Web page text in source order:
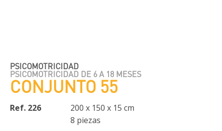
PSICOMOTRICIDAD
PSICOMOTRICIDAD DE 6 A 18 MESES
CONJUNTO 55
Ref. 226
200 x 150 x 15 cm
8 piezas